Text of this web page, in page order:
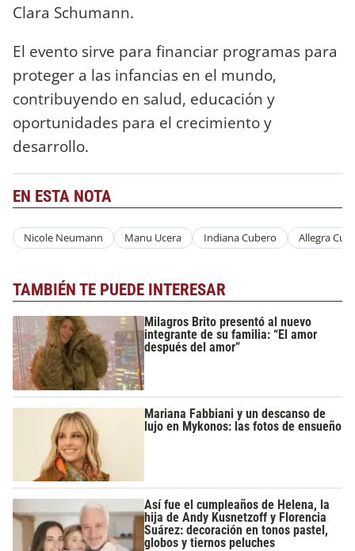
Clara Schumann.
El evento sirve para financiar programas para
proteger a las infancias en el mundo,
contribuyendo en salud, educación y
oportunidades para el crecimiento y
desarrollo.
EN ESTA NOTA
Nicole Neumann Manu Ucera Indiana Cubero Allegra
TAMBIÉN TE PUEDE INTERESAR
Milagros Brito presentó al nuevo
integrante de su familia: “El amor
después del amor”
Mariana Fabbiani y un descanso de
lujo en Mykonos: las fotos de ensueño
Así fue el cumpleaños de Helena, la
hija de Andy Kusnetzoff y Florencia
Suárez: decoración en tonos pastel,
globos y tiernos peluches